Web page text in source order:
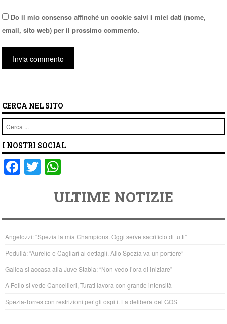
Do il mio consenso affinché un cookie salvi i miei dati (nome,
email, sito web) per il prossimo commento.
CERCA NEL SITO
Cerca
I NOSTRI SOCIAL
F
a
e
b
o
o
k
T
wi
er
at
s
A
p
p
ULTIME NOTIZIE
Angelozzi: “Spezia la mia Champions. Oggi serve sacrificio di tutti”
Pedullà: “Aurelio e Cagliari ai dettagli. Allo Spezia va un portiere”
Gallea si accasa alla Juve Stabia: “Non vedo l’ora di iniziare”
A Follo si vede Cancellieri, Turati lavora con grande intensità
Spezia-Torres con restrizioni per gli ospiti. La delibera del GOS